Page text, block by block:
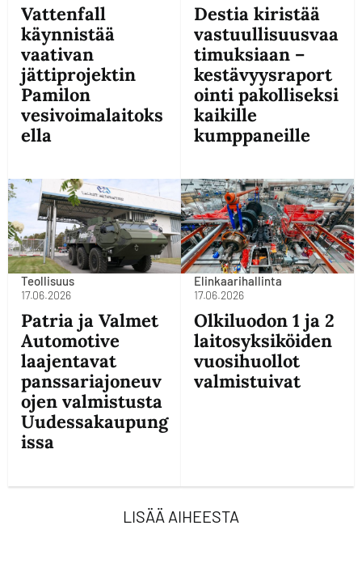
Vattenfall
käynnistää
vaativan
jättiprojektin
Pamilon
vesivoimalaitoks
ella
Destia kiristää
vastuullisuusvaa
timuksiaan –
kestävyysraport
ointi pakolliseksi
kaikille
kumppaneille
Teollisuus
17.06.2026
Patria ja Valmet
Automotive
laajentavat
panssariajoneuv
ojen valmistusta
Uudessakaupung
issa
Elinkaarihallinta
17.06.2026
Olkiluodon 1 ja 2
laitosyksiköiden
vuosihuollot
valmistuivat
LISÄÄ AIHEESTA